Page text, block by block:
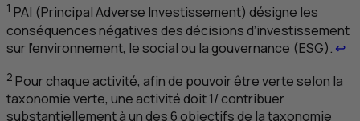
1 PAI (Principal Adverse Investissement) désigne les
conséquences négatives des décisions d’investissement
sur l’environnement, le social ou la gouvernance (ESG). ↩
2 Pour chaque activité, afin de pouvoir être verte selon la
taxonomie verte, une activité doit 1/ contribuer
substantiellement à un des 6 objectifs de la taxonomie